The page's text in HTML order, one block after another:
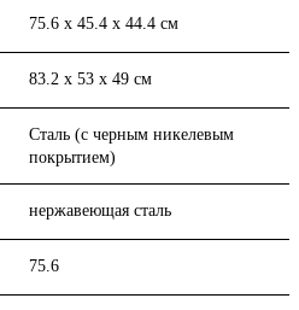
75.6 x 45.4 x 44.4 см
83.2 x 53 x 49 см
Сталь (с черным никелевым
покрытием)
нержавеющая сталь
75.6